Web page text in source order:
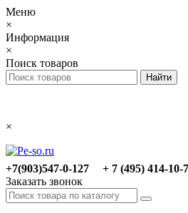
Меню
×
Информация
×
Поиск товаров
×
+7(903)547-0-127
+ 7 (495) 414-10-
Заказать звонок